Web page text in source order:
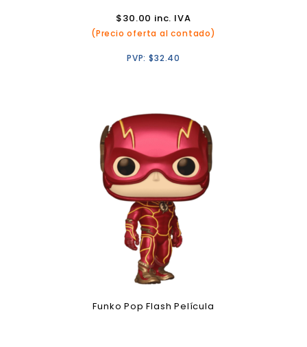
$30.00 inc. IVA
(Precio oferta al contado)
PVP:$32.40
Funko Pop Flash Película